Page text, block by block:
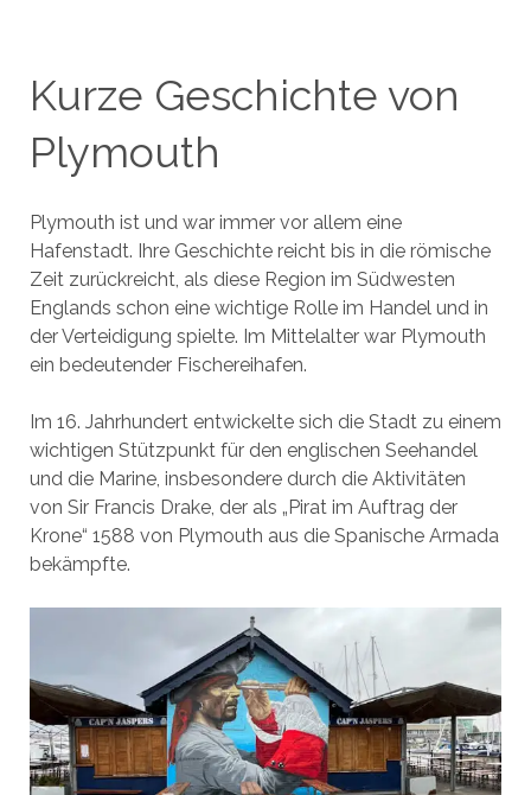
Kurze Geschichte von
Plymouth
Plymouth ist und war immer vor allem eine
Hafenstadt. Ihre Geschichte reicht bis in die römische
Zeit zurückreicht, als diese Region im Südwesten
Englands schon eine wichtige Rolle im Handel und in
der Verteidigung spielte. Im Mittelalter war Plymouth
ein bedeutender Fischereihafen.
Im 16. Jahrhundert entwickelte sich die Stadt zu einem
wichtigen Stützpunkt für den englischen Seehandel
und die Marine, insbesondere durch die Aktivitäten
von Sir Francis Drake, der als „Pirat im Auftrag der
Krone“ 1588 von Plymouth aus die Spanische Armada
bekämpfte.